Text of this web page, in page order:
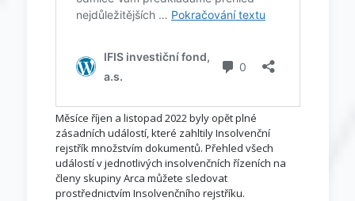
Měsíce říjen a listopad 2022 byly opět plné
zásadních událostí, které zahltily Insolvenční
rejstřík množstvím dokumentů. Přehled všech
událostí v jednotlivých insolvenčních řízeních na
členy skupiny Arca můžete sledovat
prostřednictvím Insolvenčního rejstříku.